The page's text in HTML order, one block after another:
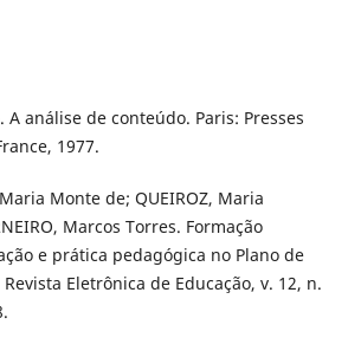
A análise de conteúdo. Paris: Presses
1977.
Monte de; QUEIROZ, Maria
Marcos Torres. Formação
e prática pedagógica no Plano de
Eletrônica de Educação, v. 12, n.